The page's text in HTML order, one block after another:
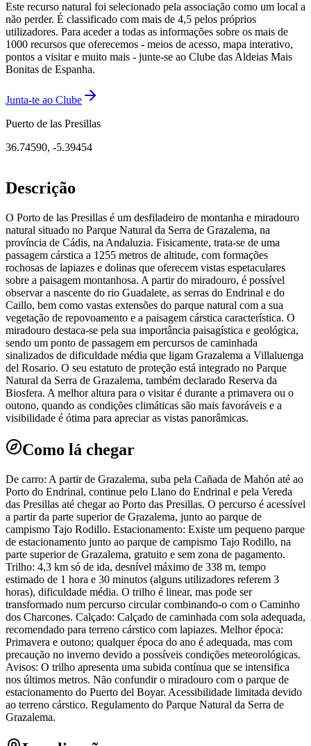
Este recurso natural foi selecionado pela associação como um local a
não perder. É classificado com mais de 4,5 pelos próprios
utilizadores. Para aceder a todas as informações sobre os mais de
1000 recursos que oferecemos - meios de acesso, mapa interativo,
pontos a visitar e muito mais - junte-se ao Clube das Aldeias Mais
Bonitas de Espanha.
Junta-te ao Clube
Puerto de las Presillas
36.74590, -5.39454
Descrição
O Porto de las Presillas é um desfiladeiro de montanha e miradouro
natural situado no Parque Natural da Serra de Grazalema, na
província de Cádis, na Andaluzia. Fisicamente, trata-se de uma
passagem cárstica a 1255 metros de altitude, com formações
rochosas de lapiazes e dolinas que oferecem vistas espetaculares
sobre a paisagem montanhosa. A partir do miradouro, é possível
observar a nascente do rio Guadalete, as serras do Endrinal e do
Caillo, bem como vastas extensões do parque natural com a sua
vegetação de repovoamento e a paisagem cárstica característica. O
miradouro destaca-se pela sua importância paisagística e geológica,
sendo um ponto de passagem em percursos de caminhada
sinalizados de dificuldade média que ligam Grazalema a Villaluenga
del Rosario. O seu estatuto de proteção está integrado no Parque
Natural da Serra de Grazalema, também declarado Reserva da
Biosfera. A melhor altura para o visitar é durante a primavera ou o
outono, quando as condições climáticas são mais favoráveis e a
visibilidade é ótima para apreciar as vistas panorâmicas.
Como lá chegar
De carro: A partir de Grazalema, suba pela Cañada de Mahón até ao
Porto do Endrinal, continue pelo Llano do Endrinal e pela Vereda
das Presillas até chegar ao Porto das Presillas. O percurso é acessível
a partir da parte superior de Grazalema, junto ao parque de
campismo Tajo Rodillo. Estacionamento: Existe um pequeno parque
de estacionamento junto ao parque de campismo Tajo Rodillo, na
parte superior de Grazalema, gratuito e sem zona de pagamento.
Trilho: 4,3 km só de ida, desnível máximo de 338 m, tempo
estimado de 1 hora e 30 minutos (alguns utilizadores referem 3
horas), dificuldade média. O trilho é linear, mas pode ser
transformado num percurso circular combinando-o com o Caminho
dos Charcones. Calçado: Calçado de caminhada com sola adequada,
recomendado para terreno cárstico com lapiazes. Melhor época:
Primavera e outono; qualquer época do ano é adequada, mas com
precaução no inverno devido a possíveis condições meteorológicas.
Avisos: O trilho apresenta uma subida contínua que se intensifica
nos últimos metros. Não confundir o miradouro com o parque de
estacionamento do Puerto del Boyar. Acessibilidade limitada devido
ao terreno cárstico. Regulamento do Parque Natural da Serra de
Grazalema.